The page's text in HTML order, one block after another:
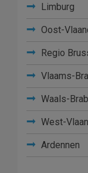
Limburg
Oost-
Regio
Vlaams-
Waals-
West-
Ardennen